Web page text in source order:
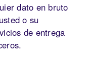
dato en bruto
o su
de entrega